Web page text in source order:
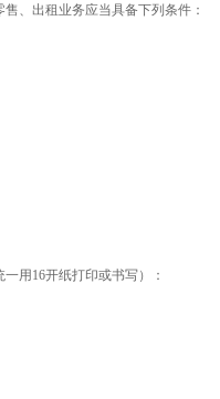
、出租业务应当具备下列条件：
用16开纸打印或书写）：